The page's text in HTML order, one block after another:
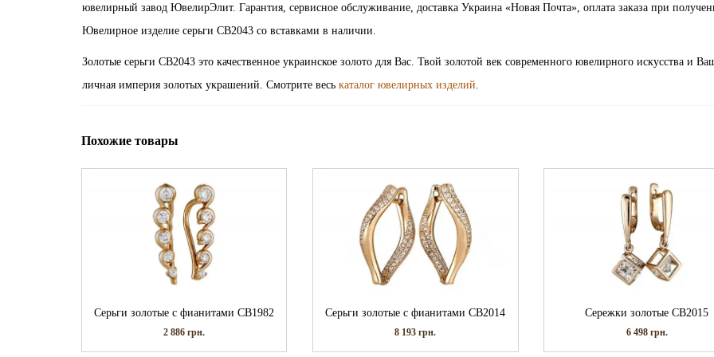
ювелирный завод ЮвелирЭлит. Гарантия, сервисное обслуживание, доставка Украина «Новая Почта», оплата заказа при
Ювелирное изделие серьги СВ2043 со вставками в наличии.
Золотые серьги СВ2043 это качественное украинское золото для Вас. Твой золотой век современного ювелирного искусства и
личная империя золотых украшений. Смотрите весь каталог ювелирных изделий.
Похожие товары
Серьги золотые с фианитами СВ1982
2 886грн.
Серьги золотые с фианитами СВ2014
8 193грн.
Сережки золотые СВ2015
6 498 грн.